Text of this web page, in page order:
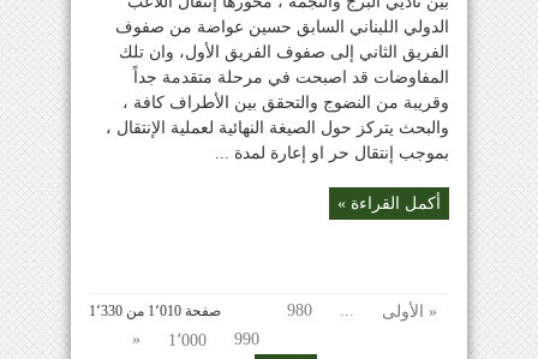
الدولي اللبناني السابق حسين عواضة من صفوف
الفريق الثاني إلى صفوف الفريق الأول، وان تلك
المفاوضات قد اصبحت في مرحلة متقدمة جداً
وقريبة من النضوج والتحقق بين الأطراف كافة ،
والبحث يتركز حول الصيغة النهائية لعملية الإنتقال ،
بموجب إنتقال حر او إعارة لمدة ...
أكمل القراءة »
صفحة 1٬010 من 1٬330 « الأولى ...
980
990
1٬000
«